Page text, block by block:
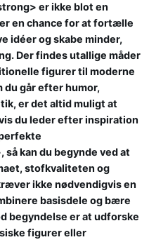
er ikke blot en
en chance for at fortælle
idéer og skabe minder,
Der findes utallige måder
figurer til moderne
du går efter humor,
er det altid muligt at
du leder efter inspiration
kan du begynde ved at
stofkvaliteten og
ikke nødvendigvis en
basisdele og bære
begyndelse er at udforske
figurer eller